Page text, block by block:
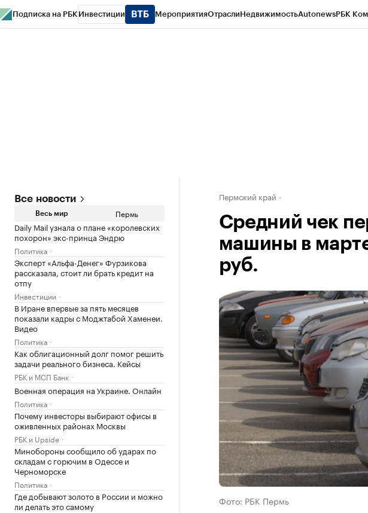
Подписка на РБК Инвестиции МероприятияОтраслиНедвижимостьAutonewsРБК
Все новости
Весь мир Пермь
Daily Mail узнала о плане «королевских
похорон» экс-принца Эндрю
Политика
Эксперт «Альфа-Денег» Фурзикова
рассказала, стоит ли брать кредит на
отпу
Инвестиции
В Иране впервые за пять месяцев
показали кадры с Моджтабой Хаменеи.
Видео
Политика
Как облигационный долг помог решить
задачи реального бизнеса. Кейсы
РБК и МСП Банк
Военная операция на Украине. Онлайн
Политика
Почему инвесторы выбирают офисы в
оживленных районах Москвы
РБК и Upside
Минобороны сообщило об ударах по
складам с горючим в Одессе и
Черноморске
Политика
Где добывают золото в России и можно
ли делать это самому
Пермский край
Средний чек
машины в
руб.
Фото: РБК Пермь